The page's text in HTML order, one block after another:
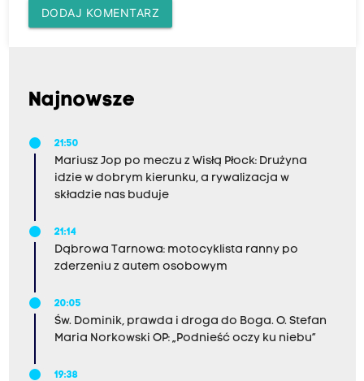
DODAJ KOMENTARZ
Najnowsze
21:50
Mariusz Jop po meczu z Wisłą Płock: Drużyna
idzie w dobrym kierunku, a rywalizacja w
składzie nas buduje
21:14
Dąbrowa Tarnowa: motocyklista ranny po
zderzeniu z autem osobowym
20:05
Św. Dominik, prawda i droga do Boga. O. Stefan
Maria Norkowski OP: „Podnieść oczy ku niebu”
19:38